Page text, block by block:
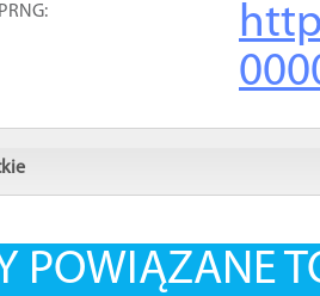
POWIĄZANE